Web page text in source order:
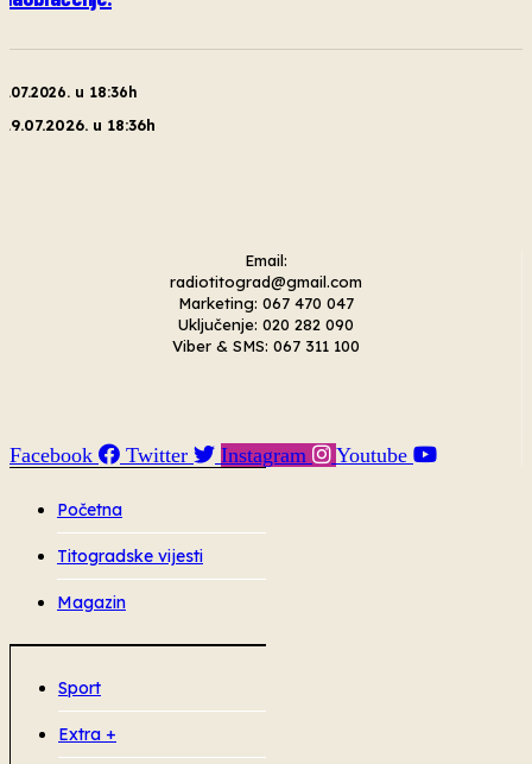
u 18:36h
29.07.2026. u 18:36h
Email:
radiotitograd@gmail.com
Marketing: 067 470 047
Uključenje: 020 282 090
Viber & SMS: 067 311 100
Facebook Twitter Instagram Youtube
Početna
Titogradske vijesti
Magazin
Sport
Extra +